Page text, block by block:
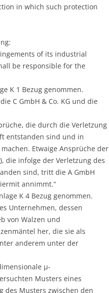
in which such protection
of its industrial
be responsible for the
K 1 Bezug genommen.
C GmbH & Co. KG und die
die durch die Verletzung
entstanden sind und in
Etwaige Ansprüche der
die infolge der Verletzung des
sind, tritt die A GmbH
annimmt.“
K 4 Bezug genommen.
Unternehmen, dessen
von Walzen und
her, die sie als
anderem unter der
µ-
Musters eines
des Musters zwischen den